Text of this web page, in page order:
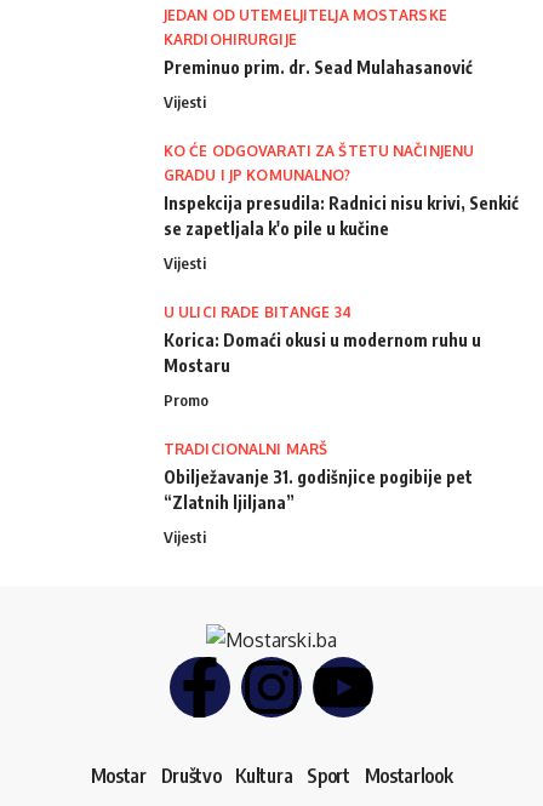
JEDAN OD UTEMELJITELJA MOSTARSKE
KARDIOHIRURGIJE
Preminuo prim. dr. Sead Mulahasanović
Vijesti
KO ĆE ODGOVARATI ZA ŠTETU NAČINJENU
GRADU I JP KOMUNALNO?
Inspekcija presudila: Radnici nisu krivi, Senkić
se zapetljala k'o pile u kučine
Vijesti
U ULICI RADE BITANGE 34
Korica: Domaći okusi u modernom ruhu u
Mostaru
Promo
TRADICIONALNI MARŠ
Obilježavanje 31. godišnjice pogibije pet
“Zlatnih ljiljana”
Vijesti
Mostar Društvo Kultura Sport Mostarlook